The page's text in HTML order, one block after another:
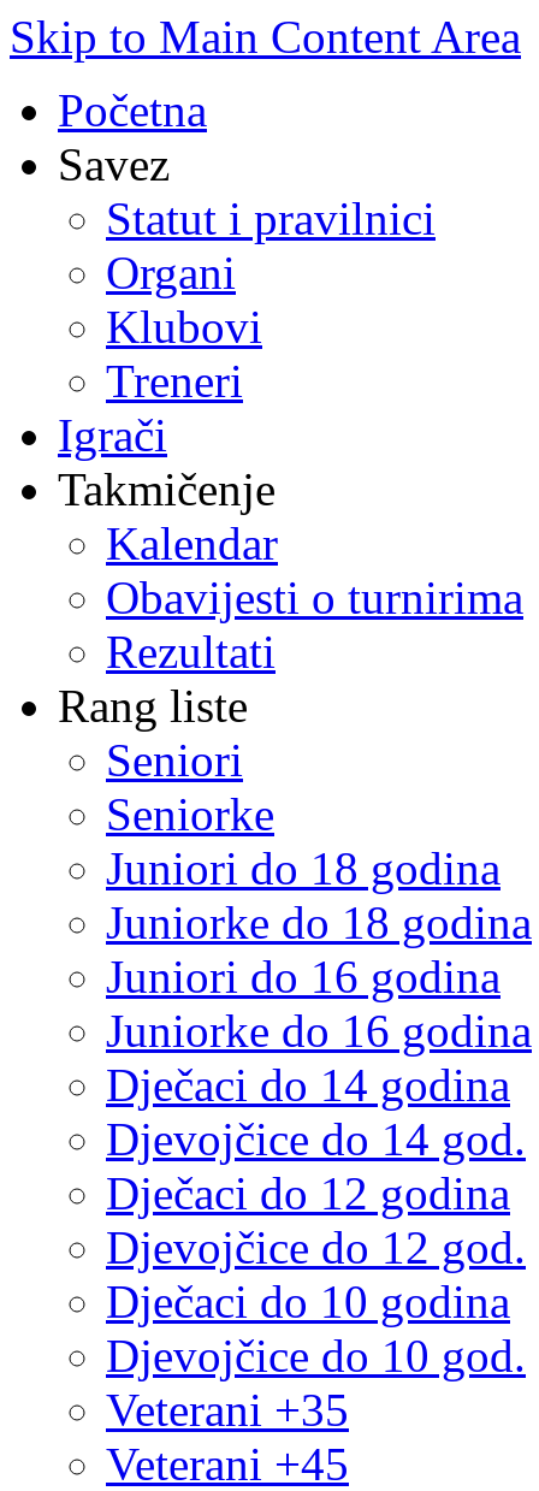
Skip to Main Content Area
Početna
Savez
Statut i pravilnici
Organi
Klubovi
Treneri
Igrači
Takmičenje
Kalendar
Obavijesti o turnirima
Rezultati
Rang liste
Seniori
Seniorke
Juniori do 18 godina
Juniorke do 18 godina
Juniori do 16 godina
Juniorke do 16 godina
Dječaci do 14 godina
Djevojčice do 14 god.
Dječaci do 12 godina
Djevojčice do 12 god.
Dječaci do 10 godina
Djevojčice do 10 god.
Veterani +35
Veterani +45